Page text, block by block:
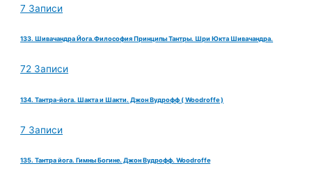
7 Записи
133. Шивачандра Йога.Философия Принципы Тантры. Шри Юкта Шивачандра.
72 Записи
134. Тантра-йога. Шакта и Шакти. Джон Вудрофф ( Woodroffe )
7 Записи
135. Тантра йога. Гимны Богине. Джон Вудрофф. Woodroffe